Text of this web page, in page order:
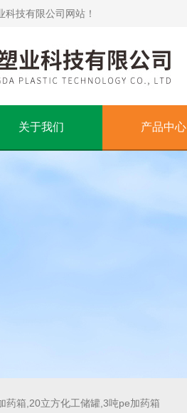
技有限公司网站！
关于我们 产品中心
药箱,20立方化工储罐,3吨pe加药箱